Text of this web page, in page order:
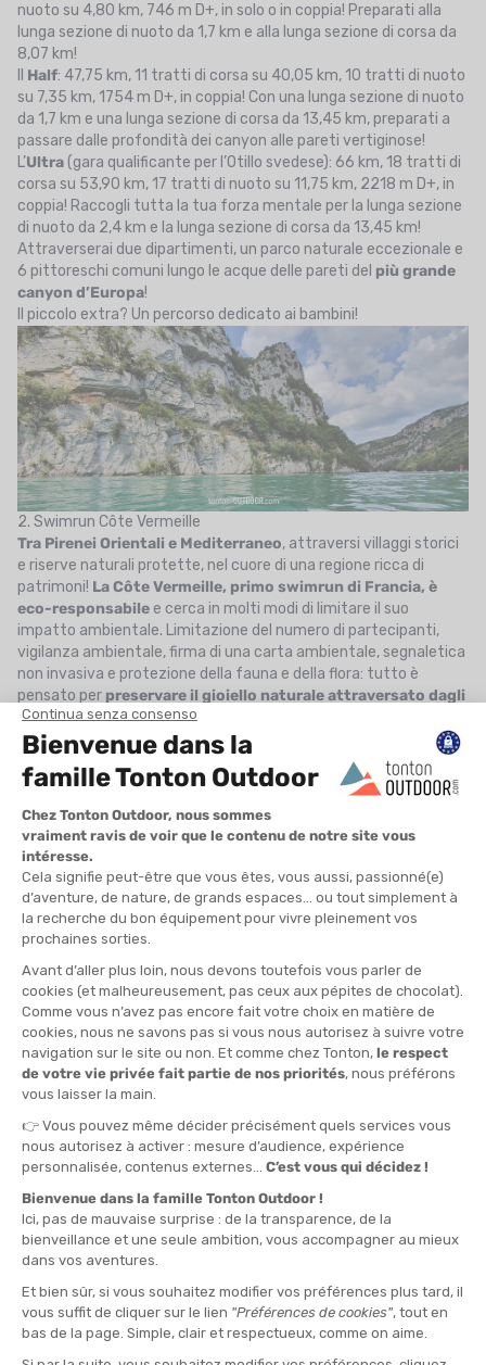
nuoto su 4,80 km, 746 m D+, in solo o in coppia! Preparati alla
lunga sezione di nuoto da 1,7 km e alla lunga sezione di corsa da
8,07 km!
Half: 47,75 km, 11 tratti di corsa su 40,05 km, 10 tratti di nuoto
su 7,35 km, 1754 m D+, in coppia! Con una lunga sezione di nuoto
da 1,7 km e una lunga sezione di corsa da 13,45 km, preparati a
passare dalle profondità dei canyon alle pareti vertiginose!
L’Ultra (gara qualificante per l’Otillo svedese): 66 km, 18 tratti di
corsa su 53,90 km, 17 tratti di nuoto su 11,75 km, 2218 m D+, in
coppia! Raccogli tutta la tua forza mentale per la lunga sezione
di nuoto da 2,4 km e la lunga sezione di corsa da 13,45 km!
Attraverserai due dipartimenti, un parco naturale eccezionale e
6 pittoreschi comuni lungo le acque delle pareti del più grande
canyon d’Europa!
Il piccolo extra? Un percorso dedicato ai bambini!
2. Swimrun Côte Vermeille
Tra Pirenei Orientali e Mediterraneo, attraversi villaggi storici
e riserve naturali protette, nel cuore di una regione ricca di
patrimoni! La Côte Vermeille, primo swimrun di Francia, è
eco-responsabile e cerca in molti modi di limitare il suo
impatto ambientale. Limitazione del numero di partecipanti,
vigilanza ambientale, firma di una carta ambientale, segnaletica
non invasiva e protezione della fauna e della flora: tutto è
pensato per preservare il gioiello naturale attraversato dagli
atleti di swimrun!
Qui hai ben 5 opzioni:
corta
: 12,8 km, 5 tratti di corsa su 10,74 km di cui uno lungo
3,47 km, 5 tratti di nuoto su 2,11 km di cui uno lungo 0,76 km,
Lamedia: 26,6 km, 9 tratti di corsa su 22,44 km di cui uno lungo
4,10 km, 9 tratti di nuoto su 4,06 km di cui uno lungo 0,94 km,
738 m D+, in coppia!
Lalunga: 47,2 km, 13 tratti di corsa su 40,30 km di cui uno lungo
17,08 km, 13 tratti di nuoto su 6,94 km di cui uno lungo 1,01 km,
1863 m D+, in coppia!
di corsa su 54,73 km di cui uno lungo 17,08 km, 17 tratti di nuoto
su 8,66 km di cui uno lungo 1,01 km, 2498 m D+, in coppia!
Il piccolo extra? L’ultra a staffetta : 63,3 km e 2498 m D+, divisi
in tre tronconi!
3. Swimrun Côte Sud Landes
con latuta da swimrun e le scarpe da trail! Tra terra e mare, le
Landes ti offronopaesaggi mozzafiato, tra oceano, lago e
canali, scogliere, foreste di pini e dunea perdita d’occhio!
Percorri i sentieri tra paesaggi preservati!